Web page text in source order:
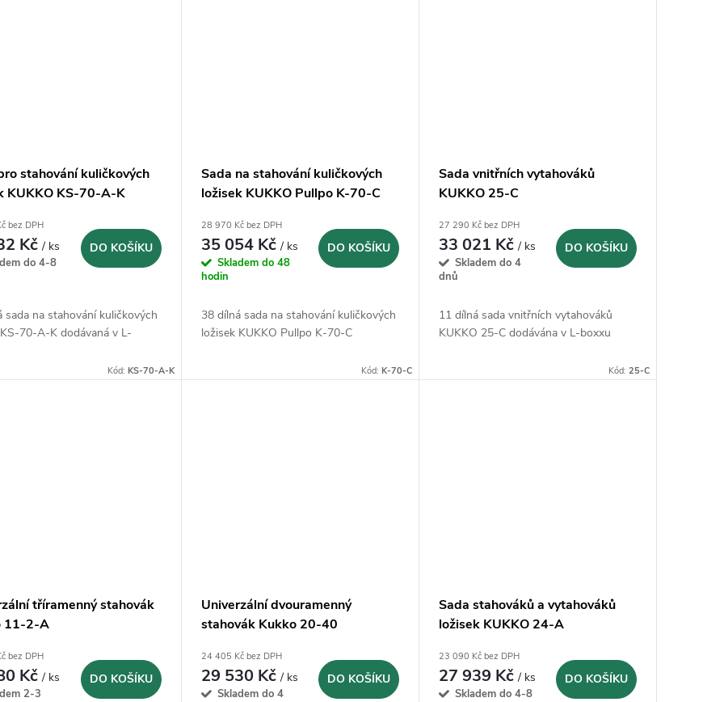
stahování kuličkových
KUKKO KS-70-A-K
bez DPH
Kč/ ks
do 4-8
DO KOŠÍKU
sada na stahování kuličkových
70-A-K dodávaná v L-
Kód: KS-70-A-K
Sada na stahování kuličkových
ložisek KUKKO Pullpo K-70-C
28 970 Kč bez DPH
35 054 Kč/ ks
Skladem do 48
hodin
DO KOŠÍKU
38 dílná sada na stahování kuličkových
ložisek KUKKO Pullpo K-70-C
Kód: K-70-C
Sada vnitřních vytahováků
KUKKO 25-C
27 290 Kč bez DPH
33 021 Kč/ ks
Skladem do 4
dnů
DO KOŠÍKU
11 dílná sada vnitřních vytahováků
KUKKO 25-C dodávána v L-boxxu
Kód: 25-C
tříramenný stahovák
11-2-A
bez DPH
Kč/ ks
2-3
DO KOŠÍKU
Univerzální dvouramenný
stahovák Kukko 20-40
24 405 Kč bez DPH
29 530 Kč/ ks
Skladem do 4
DO KOŠÍKU
Sada stahováků a vytahováků
ložisek KUKKO 24-A
23 090 Kč bez DPH
27 939 Kč/ ks
Skladem do 4-8
DO KOŠÍKU